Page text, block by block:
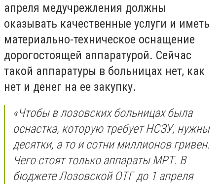
апреля медучрежления должны
оказывать качественные услуги и иметь
материально-техническое оснащение
дорогостоящей аппаратурой. Сейчас
такой аппаратуры в больницах нет, как
нет и денег на ее закупку.
«Чтобы в лозовских больницах была
оснастка, которую требует НСЗУ, нужны
десятки, а то и сотни миллионов гривен.
Чего стоят только аппараты МРТ. В
бюджете Лозовской ОТГ до 1 апреля